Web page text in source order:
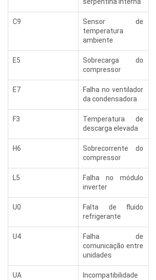
C9
Sensor de
temperatura
ambiente
E5
Sobrecarga do
compressor
E7
Falha no ventilador
da condensadora
F3
Temperatura de
descarga elevada
H6
Sobrecorrente do
compressor
L5
Falha no módulo
inverter
U0
Falta de fluido
refrigerante
U4
Falha de
comunicação entre
unidades
UA
Incompatibilidade